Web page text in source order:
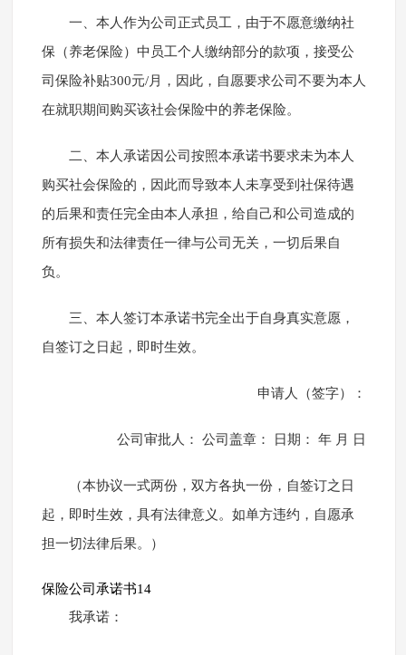
一、本人作为公司正式员工，由于不愿意缴纳社
保（养老保险）中员工个人缴纳部分的款项，接受公
司保险补贴300元/月，因此，自愿要求公司不要为本人
在就职期间购买该社会保险中的养老保险。
二、本人承诺因公司按照本承诺书要求未为本人
购买社会保险的，因此而导致本人未享受到社保待遇
的后果和责任完全由本人承担，给自己和公司造成的
所有损失和法律责任一律与公司无关，一切后果自
负。
三、本人签订本承诺书完全出于自身真实意愿，
自签订之日起，即时生效。
申请人（签字）：
公司审批人： 公司盖章： 日期： 年 月 日
（本协议一式两份，双方各执一份，自签订之日
起，即时生效，具有法律意义。如单方违约，自愿承
担一切法律后果。）
保险公司承诺书14
我承诺：